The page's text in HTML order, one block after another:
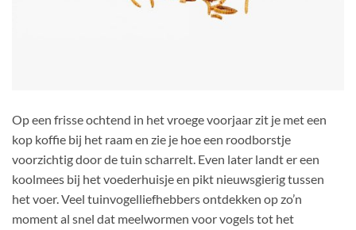
Op een frisse ochtend in het vroege voorjaar zit je met een
kop koffie bij het raam en zie je hoe een roodborstje
voorzichtig door de tuin scharrelt. Even later landt er een
koolmees bij het voederhuisje en pikt nieuwsgierig tussen
het voer. Veel tuinvogelliefhebbers ontdekken op zo’n
moment al snel dat meelwormen voor vogels tot het